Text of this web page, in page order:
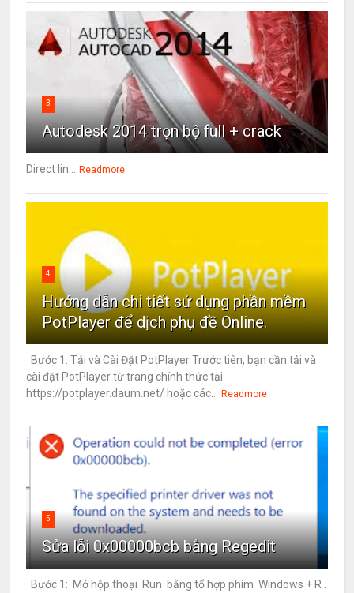
3
Autodesk 2014 trọn bộ full + crack
Direct lin... Readmore
4
Hướng dẫn chi tiết sử dụng phần mềm
PotPlayer để dịch phụ đề Online.
Bước 1: Tải và Cài Đặt PotPlayer Trước tiên, bạn cần tải và
cài đặt PotPlayer từ trang chính thức tại
https://potplayer.daum.net/ hoặc các...
Readmore
5
Sửa lỗi 0x00000bcb bằng Regedit
Bước 1: Mở hộp thoại Run bằng tổ hợp phím Windows + R .